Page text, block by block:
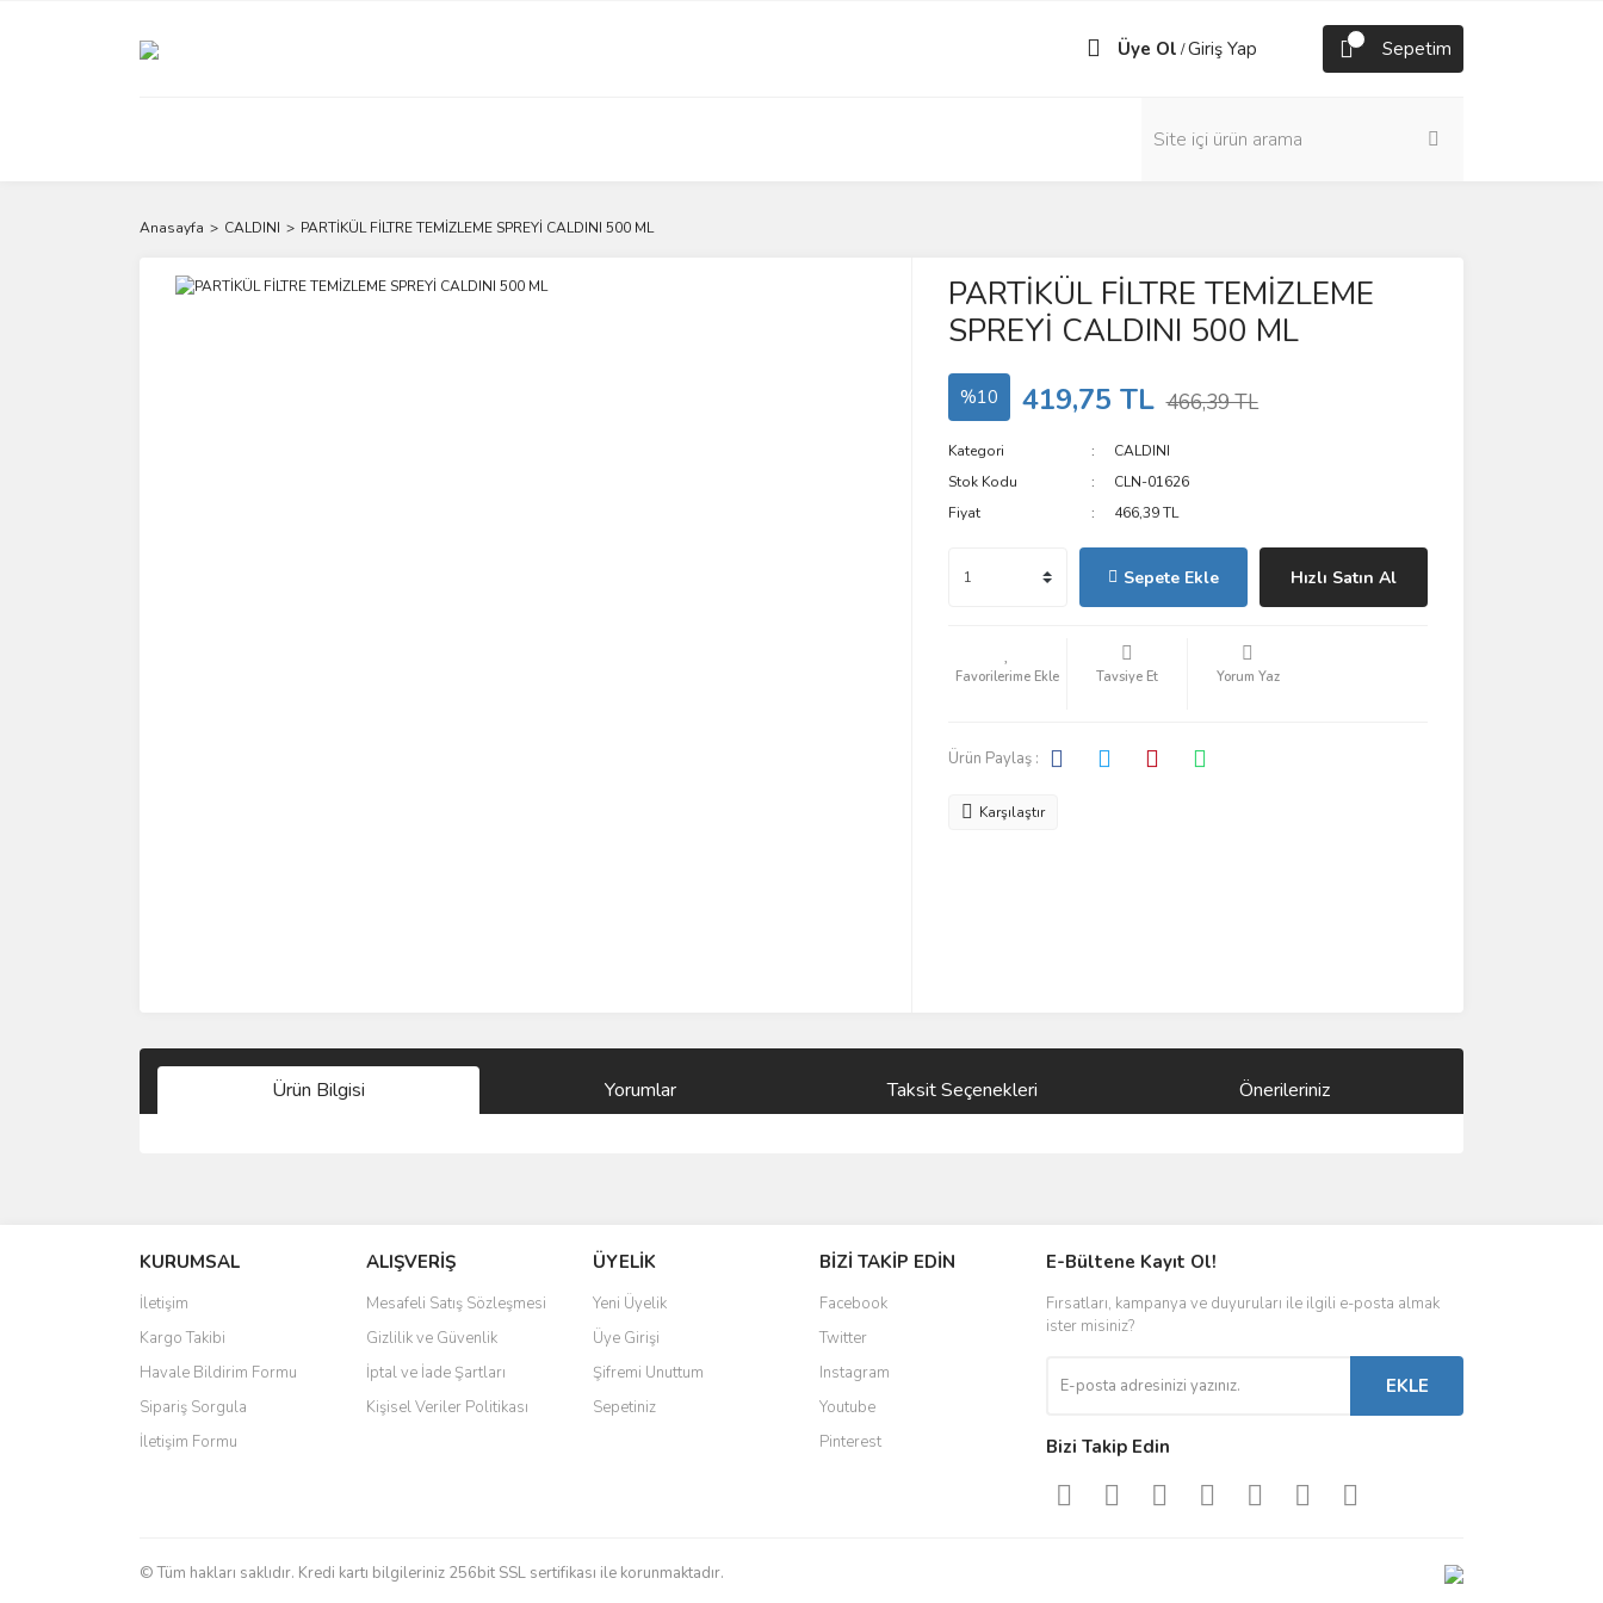
Üye Ol /Giriş Yap Sepetim
Anasayfa CALDINI PARTİKÜL FİLTRE TEMİZLEME SPREYİ CALDINI 500 ML
PARTİKÜL FİLTRE TEMİZLEME
SPREYİ CALDINI 500 ML
%10 419,75 TL 466,39 TL
Kategori
CALDINI
Stok Kodu
CLN-01626
Fiyat
466,39 TL
Sepete Ekle Hızlı Satın Al
Tavsiye Et Yorum Yaz
Ürün Paylaş :
Karşılaştır
Ürün Bilgisi Yorumlar Taksit Seçenekleri Önerileriniz
Ürün resmi kalitesiz, bozuk veya görüntülenemiyor.
Ürün açıklamasında eksik bilgiler bulunuyor.
Ürün bilgilerinde hatalar bulunuyor.
Ürün fiyatı diğer sitelerden daha pahalı.
Bu ürüne benzer farklı alternatifler olmalı.
KURUMSAL
İletişim
Kargo Takibi
Havale Bildirim Formu
Sipariş Sorgula
İletişim Formu
ALIŞVERİŞ
Mesafeli Satış Sözleşmesi
Gizlilik ve Güvenlik
İptal ve İade Şartları
Kişisel Veriler Politikası
ÜYELİK
Yeni Üyelik
Üye Girişi
Şifremi Unuttum
Sepetiniz
BİZİ TAKİP EDİN
Facebook
Twitter
Instagram
Youtube
Pinterest
E-Bültene Kayıt Ol!
Fırsatları, kampanya ve duyuruları ile ilgili e-posta almak
ister misiniz?
EKLE
Bizi Takip Edin
© Tüm hakları saklıdır. Kredi kartı bilgileriniz 256bit SSL sertifikası ile korunmaktadır.